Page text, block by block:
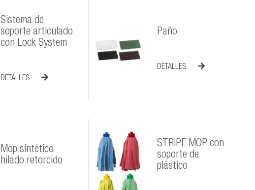
Sistema de
soporte articulado
con Lock System
DETALLES
Paño
DETALLES
Mop sintético
hilado retorcido
STRIPE MOP con
soporte de
plástico